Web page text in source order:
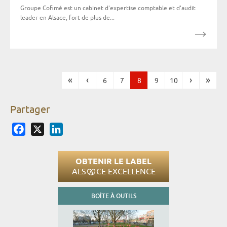
Groupe Cofimé est un cabinet d'expertise comptable et d'audit
leader en Alsace, fort de plus de...
« ‹ 6 7 8 9 10 › »
Partager
Facebook
OBTENIR LE LABEL
ALS CE EXCELLENCE
BOÎTE À OUTILS